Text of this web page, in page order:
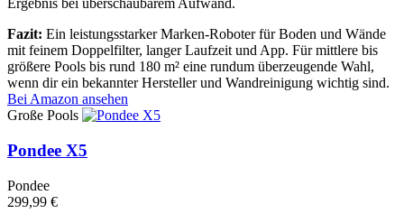
Ergebnis bei überschaubarem Aufwand.
Fazit: Ein leistungsstarker Marken-Roboter für Boden und Wände
mit feinem Doppelfilter, langer Laufzeit und App. Für mittlere bis
größere Pools bis rund 180 m² eine rundum überzeugende Wahl,
wenn dir ein bekannter Hersteller und Wandreinigung wichtig sind.
Bei Amazon ansehen
Große Pools
Pondee X5
Pondee
299,99 €